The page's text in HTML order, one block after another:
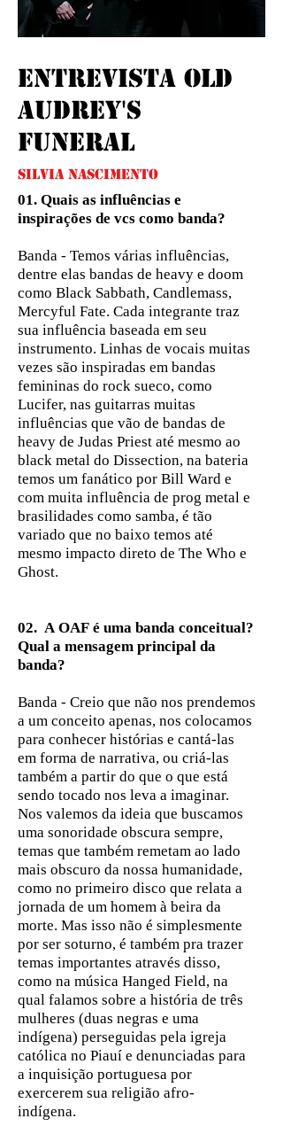
entrevista old
audrey's
funeral
silvia nascimento
01. Quais as influências e
inspirações de vcs como banda?
Banda - Temos várias influências,
dentre elas bandas de heavy e doom
como Black Sabbath, Candlemass,
Mercyful Fate. Cada integrante traz
sua influência baseada em seu
instrumento. Linhas de vocais muitas
vezes são inspiradas em bandas
femininas do rock sueco, como
Lucifer, nas guitarras muitas
influências que vão de bandas de
heavy de Judas Priest até mesmo ao
black metal do Dissection, na bateria
temos um fanático por Bill Ward e
com muita influência de prog metal e
brasilidades como samba, é tão
variado que no baixo temos até
mesmo impacto direto de The Who e
Ghost.
02. A OAF é uma banda conceitual?
Qual a mensagem principal da
banda?
Banda - Creio que não nos prendemos
a um conceito apenas, nos colocamos
para conhecer histórias e cantá-las
em forma de narrativa, ou criá-las
também a partir do que o que está
sendo tocado nos leva a imaginar.
Nos valemos da ideia que buscamos
uma sonoridade obscura sempre,
temas que também remetam ao lado
mais obscuro da nossa humanidade,
como no primeiro disco que relata a
jornada de um homem à beira da
morte. Mas isso não é simplesmente
por ser soturno, é também pra trazer
temas importantes através disso,
como na música Hanged Field, na
qual falamos sobre a história de três
mulheres (duas negras e uma
indígena) perseguidas pela igreja
católica no Piauí e denunciadas para
a inquisição portuguesa por
exercerem sua religião afro-
indígena.